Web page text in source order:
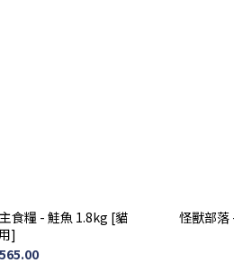
食糧 - 鮭魚 1.8kg [貓
用]
怪獸部